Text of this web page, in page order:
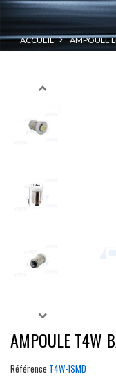
ACCUEIL
AMPOULE
AMPOULE T4W
Référence T4W-1SMD